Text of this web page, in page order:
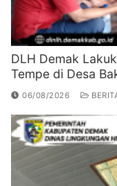
DLH Demak
Tempe di Desa
06/08/2026